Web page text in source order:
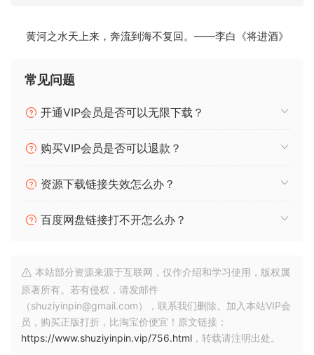
黄河之水天上来，奔流到海不复回。——李白《将进酒》
常见问题
开通VIP会员是否可以无限下载？
购买VIP会员是否可以退款？
资源下载链接失效怎么办？
百度网盘链接打不开怎么办？
本站部分资源来源于互联网，仅作介绍和学习使用，版权属
原著所有。若有侵权，请发邮件
（shuziyinpin@gmail.com），联系我们删除。加入本站VIP会
员，购买正版打折，比淘宝价便宜！原文链接：
https://www.shuziyinpin.vip/756.html ，转载请注明出处。